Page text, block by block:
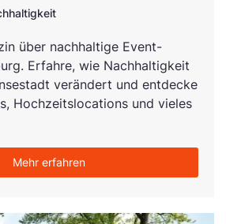
über nachhaltige Event-
Erfahre, wie Nachhaltigkeit
verändert und entdecke
Hochzeitslocations und vieles
Mehr erfahren